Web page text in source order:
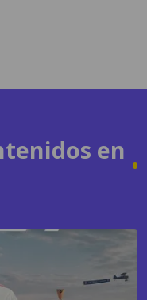
en